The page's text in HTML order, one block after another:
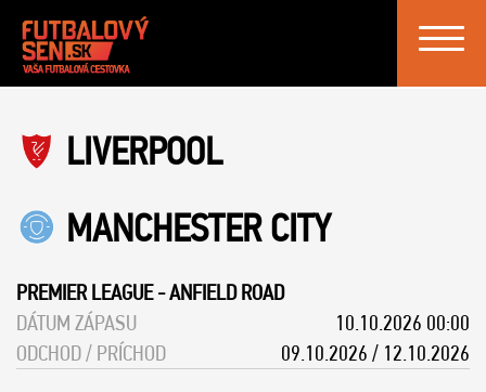
Toggle
LIVERPOOL
MANCHESTER CITY
PREMIER LEAGUE-ANFIELD ROAD
DÁTUM ZÁPASU
10.10.2026 00:00
ODCHOD / PRÍCHOD
09.10.2026 / 12.10.2026